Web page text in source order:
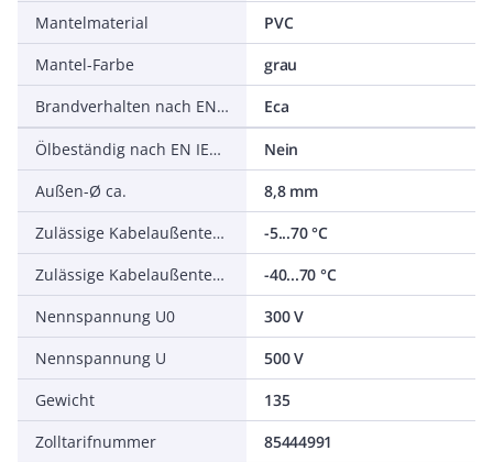
Mantelmaterial
PVC
Mantel-Farbe
grau
Brandverhalten nach EN 13501-6: Klasse
Eca
Ölbeständig nach EN IEC 60811-404
Nein
Außen-Ø ca.
8,8 mm
Zulässige Kabelaußentemperatur bei Montage/Handling
-5...70 °C
Zulässige Kabelaußentemperatur nach Montage ohne Erschütterung
-40...70 °C
Nennspannung U0
300 V
Nennspannung U
500 V
Gewicht
135
Zolltarifnummer
85444991